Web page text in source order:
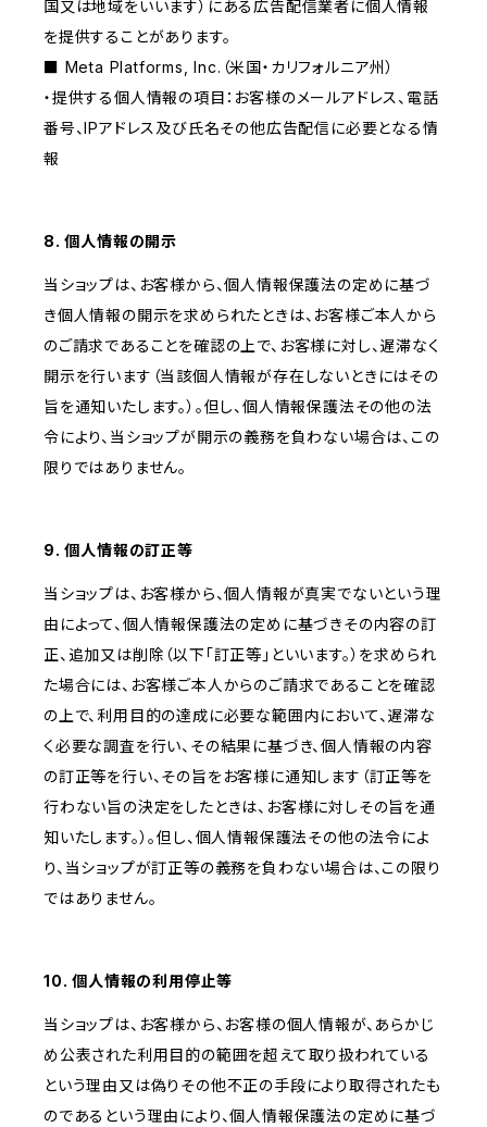
国又は地域をいいます）にある広告配信業者に個人情報
を提供することがあります。
■ Meta Platforms, Inc.（米国・カリフォルニア州）
・提供する個人情報の項目：お客様のメールアドレス、電話
番号、IPアドレス及び氏名その他広告配信に必要となる情
報
8. 個人情報の開示
当ショップは、お客様から、個人情報保護法の定めに基づ
き個人情報の開示を求められたときは、お客様ご本人から
のご請求であることを確認の上で、お客様に対し、遅滞なく
開示を行います（当該個人情報が存在しないときにはその
旨を通知いたします。）。但し、個人情報保護法その他の法
令により、当ショップが開示の義務を負わない場合は、この
限りではありません。
9. 個人情報の訂正等
当ショップは、お客様から、個人情報が真実でないという理
由によって、個人情報保護法の定めに基づきその内容の訂
正、追加又は削除（以下「訂正等」といいます。）を求められ
た場合には、お客様ご本人からのご請求であることを確認
の上で、利用目的の達成に必要な範囲内において、遅滞な
く必要な調査を行い、その結果に基づき、個人情報の内容
の訂正等を行い、その旨をお客様に通知します（訂正等を
行わない旨の決定をしたときは、お客様に対しその旨を通
知いたします。）。但し、個人情報保護法その他の法令によ
り、当ショップが訂正等の義務を負わない場合は、この限り
ではありません。
10. 個人情報の利用停止等
当ショップは、お客様から、お客様の個人情報が、あらかじ
め公表された利用目的の範囲を超えて取り扱われている
という理由又は偽りその他不正の手段により取得されたも
のであるという理由により、個人情報保護法の定めに基づ